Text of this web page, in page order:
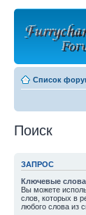
Список
Поиск
ЗАПРОС
Ключевые
Вы можете
слов, которых в
любого слова из